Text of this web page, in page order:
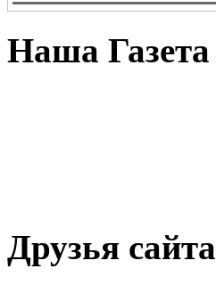
Наша Газета
Друзья сайта